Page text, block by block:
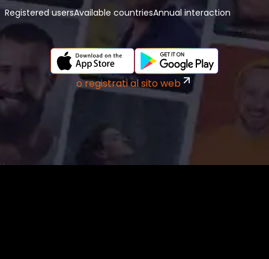
Registered usersAvailable countriesAnnual interaction
o registrati al sito web